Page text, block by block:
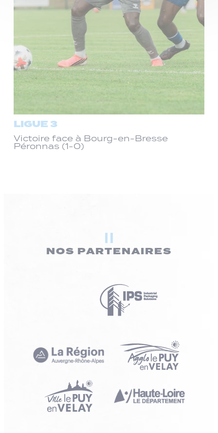
LIGUE 3
Victoire face à Bourg-en-Bresse
Péronnas (1-0)
NOS PARTENAIRES